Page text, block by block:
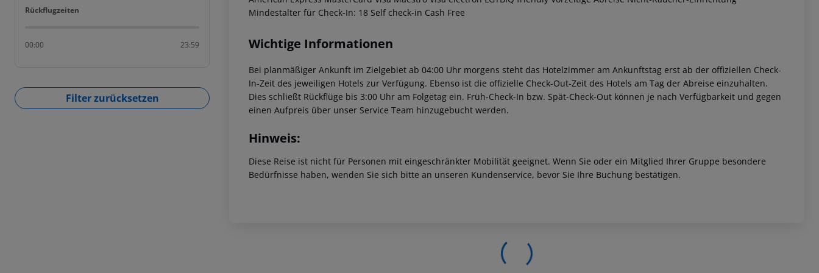
Rückflugzeiten
Rückflugzeiten
00:00 23:59
Filter zurücksetzen
Mindestalter für Check-In: 18 Self check-in Cash Free
Wichtige Informationen
Bei planmäßiger Ankunft im Zielgebiet ab 04:00 Uhr morgens steht das Hotelzimmer am Ankunftstag erst ab der offiziellen Check-
In-Zeit des jeweiligen Hotels zur Verfügung. Ebenso ist die offizielle Check-Out-Zeit des Hotels am Tag der Abreise einzuhalten.
Dies schließt Rückflüge bis 3:00 Uhr am Folgetag ein. Früh-Check-In bzw. Spät-Check-Out können je nach Verfügbarkeit und gegen
einen Aufpreis über unser Service Team hinzugebucht werden.
Hinweis:
Diese Reise ist nicht für Personen mit eingeschränkter Mobilität geeignet. Wenn Sie oder ein Mitglied Ihrer Gruppe besondere
Bedürfnisse haben, wenden Sie sich bitte an unseren Kundenservice, bevor Sie Ihre Buchung bestätigen.